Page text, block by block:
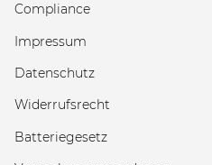
Compliance
Impressum
Datenschutz
Widerrufsrecht
Batteriegesetz